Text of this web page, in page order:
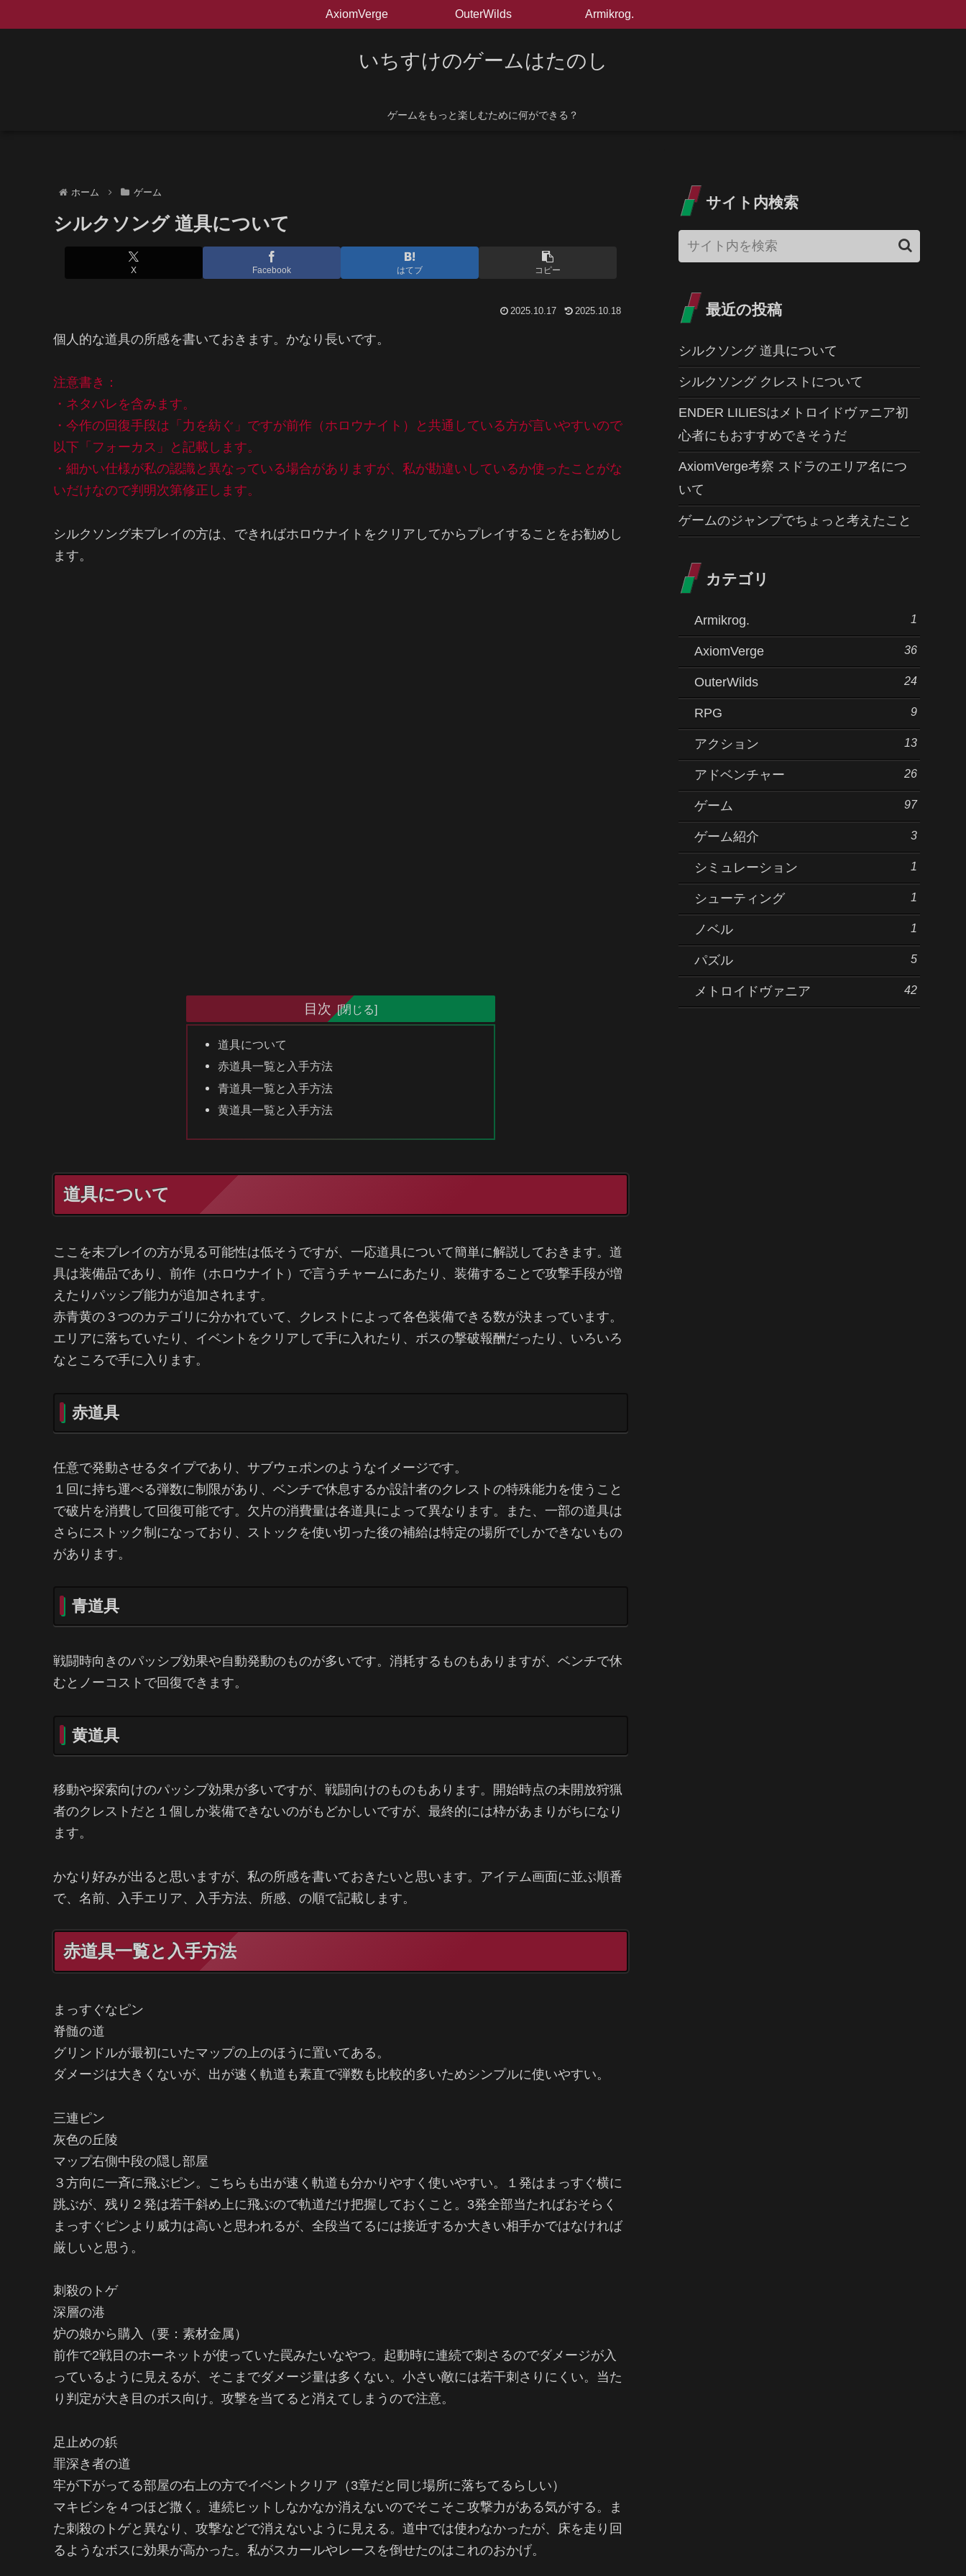
いちすけのゲームはたのし
ゲームをもっと楽しむために何ができる？
AxiomVerge OuterWilds Armikrog.
ホーム ゲーム
シルクソング 道具について
X Facebook はてブ コピー
2025.10.17 2025.10.18
個人的な道具の所感を書いておきます。かなり長いです。
注意書き：
・ネタバレを含みます。
・今作の回復手段は「力を紡ぐ」ですが前作（ホロウナイト）と共通している方が言いやすいので
以下「フォーカス」と記載します。
・細かい仕様が私の認識と異なっている場合がありますが、私が勘違いしているか使ったことがな
いだけなので判明次第修正します。
シルクソング未プレイの方は、できればホロウナイトをクリアしてからプレイすることをお勧めし
ます。
目次
道具について
赤道具一覧と入手方法
青道具一覧と入手方法
黄道具一覧と入手方法
道具について
ここを未プレイの方が見る可能性は低そうですが、一応道具について簡単に解説しておきます。道
具は装備品であり、前作（ホロウナイト）で言うチャームにあたり、装備することで攻撃手段が増
えたりパッシブ能力が追加されます。
赤青黄の３つのカテゴリに分かれていて、クレストによって各色装備できる数が決まっています。
エリアに落ちていたり、イベントをクリアして手に入れたり、ボスの撃破報酬だったり、いろいろ
なところで手に入ります。
赤道具
任意で発動させるタイプであり、サブウェポンのようなイメージです。
１回に持ち運べる弾数に制限があり、ベンチで休息するか設計者のクレストの特殊能力を使うこと
で破片を消費して回復可能です。欠片の消費量は各道具によって異なります。また、一部の道具は
さらにストック制になっており、ストックを使い切った後の補給は特定の場所でしかできないもの
があります。
青道具
戦闘時向きのパッシブ効果や自動発動のものが多いです。消耗するものもありますが、ベンチで休
むとノーコストで回復できます。
黄道具
移動や探索向けのパッシブ効果が多いですが、戦闘向けのものもあります。開始時点の未開放狩猟
者のクレストだと１個しか装備できないのがもどかしいですが、最終的には枠があまりがちになり
ます。
かなり好みが出ると思いますが、私の所感を書いておきたいと思います。アイテム画面に並ぶ順番
で、名前、入手エリア、入手方法、所感、の順で記載します。
赤道具一覧と入手方法
まっすぐなピン
脊髄の道
グリンドルが最初にいたマップの上のほうに置いてある。
ダメージは大きくないが、出が速く軌道も素直で弾数も比較的多いためシンプルに使いやすい。
三連ピン
灰色の丘陵
マップ右側中段の隠し部屋
３方向に一斉に飛ぶピン。こちらも出が速く軌道も分かりやすく使いやすい。１発はまっすぐ横に
跳ぶが、残り２発は若干斜め上に飛ぶので軌道だけ把握しておくこと。3発全部当たればおそらく
まっすぐピンより威力は高いと思われるが、全段当てるには接近するか大きい相手かではなければ
厳しいと思う。
刺殺のトゲ
深層の港
炉の娘から購入（要：素材金属）
前作で2戦目のホーネットが使っていた罠みたいなやつ。起動時に連続で刺さるのでダメージが入
っているように見えるが、そこまでダメージ量は多くない。小さい敵には若干刺さりにくい。当た
り判定が大き目のボス向け。攻撃を当てると消えてしまうので注意。
足止めの鋲
罪深き者の道
牢が下がってる部屋の右上の方でイベントクリア（3章だと同じ場所に落ちてるらしい）
マキビシを４つほど撒く。連続ヒットしなかなか消えないのでそこそこ攻撃力がある気がする。ま
た刺殺のトゲと異なり、攻撃などで消えないように見える。道中では使わなかったが、床を走り回
るようなボスに効果が高かった。私がスカールやレースを倒せたのはこれのおかげ。
サイト内検索
最近の投稿
シルクソング 道具について
シルクソング クレストについて
ENDER LILIESはメトロイドヴァニア初
心者にもおすすめできそうだ
AxiomVerge考察 スドラのエリア名につ
いて
ゲームのジャンプでちょっと考えたこと
カテゴリ
Armikrog. 1
AxiomVerge 36
OuterWilds 24
RPG 9
アクション 13
アドベンチャー 26
ゲーム 97
ゲーム紹介 3
シミュレーション 1
シューティング 1
ノベル 1
パズル 5
メトロイドヴァニア 42